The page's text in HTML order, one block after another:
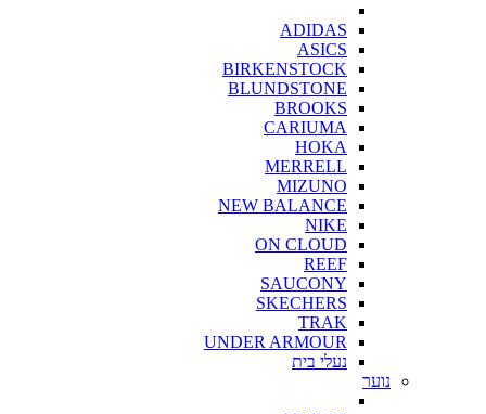
ADIDAS
ASICS
BIRKENSTOCK
BLUNDSTONE
BROOKS
CARIUMA
HOKA
MERRELL
MIZUNO
NEW BALANCE
NIKE
ON CLOUD
REEF
SAUCONY
SKECHERS
TRAK
UNDER ARMOUR
נעלי בית
נוער